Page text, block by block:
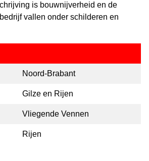
is bouwnijverheid en de
vallen onder schilderen en
Noord-Brabant
Gilze en Rijen
Vliegende Vennen
Rijen